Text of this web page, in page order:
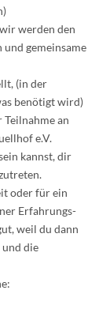
werden den
gemeinsame
(in der
benötigt wird)
an
e.V.
kannst, dir
oder für ein
Erfahrungs-
weil du dann
die